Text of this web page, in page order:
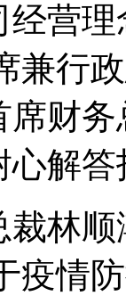
经营
兼行
财
解
林
疫情